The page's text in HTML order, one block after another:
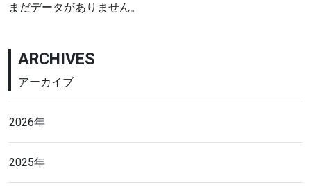
まだデータがありません。
ARCHIVES
アーカイブ
2026年
2025年